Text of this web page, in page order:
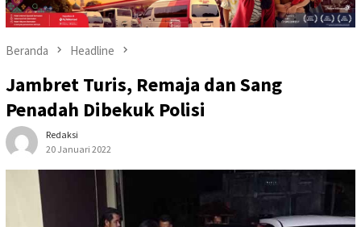
Beranda Headline
Jambret Turis, Remaja dan Sang
Penadah Dibekuk Polisi
Redaksi
20 Januari 2022